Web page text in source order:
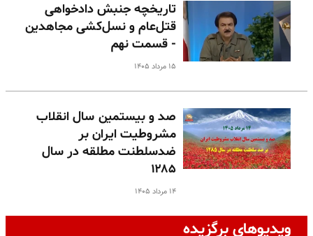
تاریخچه جنبش دادخواهی
قتل‌عام و نسل‌کشی مجاهدین
- قسمت نهم
۱۵ مرداد ۱۴۰۵
صد و بیستمین سال انقلاب
مشروطیت ایران بر
ضدسلطنت مطلقه در سال
۱۲۸۵
۱۴ مرداد ۱۴۰۵
ویدیوهای برگزیده